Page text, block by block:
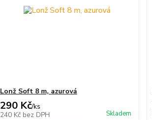
Lonž Soft 8 m, azurová
290 Kč/ks
240 Kč bez DPH Skladem